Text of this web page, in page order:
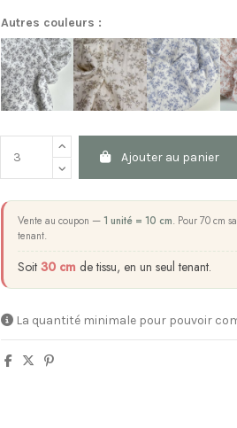
Autres couleurs :
Ajouter au panier
Vente au coupon —1 unité = 10 cm. Pour 70 cm
tenant.
Soit 30 cm de tissu, en un seul tenant.
La quantité minimale pour pouvoir